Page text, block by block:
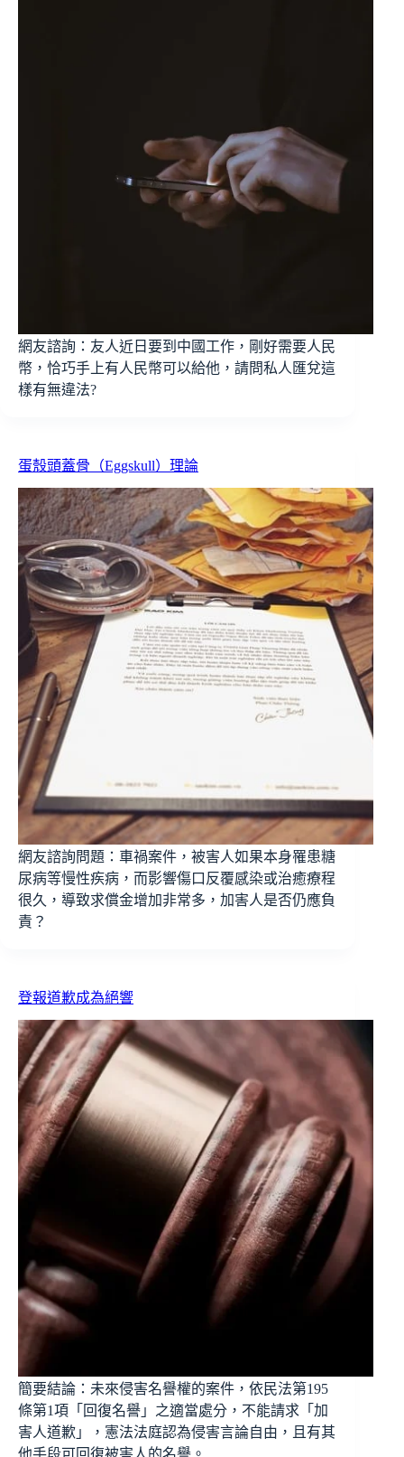
網友諮詢：友人近日要到中國工作，剛好需要人民
幣，恰巧手上有人民幣可以給他，請問私人匯兌這
樣有無違法?
蛋殼頭蓋骨（Eggskull）理論
網友諮詢問題：車禍案件，被害人如果本身罹患糖
尿病等慢性疾病，而影響傷口反覆感染或治癒療程
很久，導致求償金增加非常多，加害人是否仍應負
責？
登報道歉成為絕響
簡要結論：未來侵害名譽權的案件，依民法第195
條第1項「回復名譽」之適當處分，不能請求「加
害人道歉」，憲法法庭認為侵害言論自由，且有其
他手段可回復被害人的名譽。